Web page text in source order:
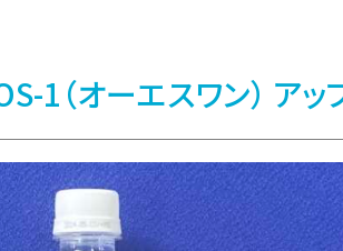
（オーエスワン） アッ